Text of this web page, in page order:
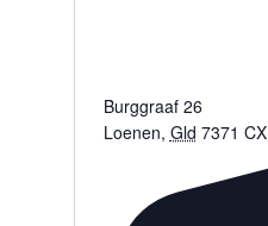
Burggraaf 26
Loenen, Gld 7371 CX